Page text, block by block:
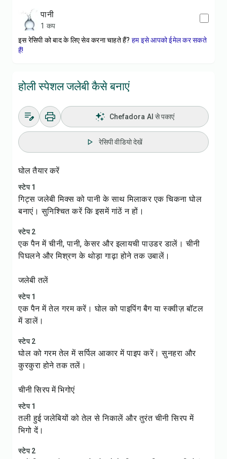
पानी
1 कप
इस रेसिपी को बाद के लिए सेव करना चाहते हैं? हम इसे आपको ईमेल कर सकते
हैं!
होली स्पेशल जलेबी कैसे बनाएं
Chefadora AI से पकाएं
रेसिपी वीडियो देखें
घोल तैयार करें
स्टेप 1
गिट्स जलेबी मिक्स को पानी के साथ मिलाकर एक चिकना घोल
बनाएं। सुनिश्चित करें कि इसमें गांठें न हों।
स्टेप 2
एक पैन में चीनी, पानी, केसर और इलायची पाउडर डालें। चीनी
पिघलने और मिश्रण के थोड़ा गाढ़ा होने तक उबालें।
जलेबी तलें
स्टेप 1
एक पैन में तेल गरम करें। घोल को पाइपिंग बैग या स्क्वीज़ बॉटल
में डालें।
स्टेप 2
घोल को गरम तेल में सर्पिल आकार में पाइप करें। सुनहरा और
कुरकुरा होने तक तलें।
चीनी सिरप में भिगोएं
स्टेप 1
तली हुई जलेबियों को तेल से निकालें और तुरंत चीनी सिरप में
भिगो दें।
स्टेप 2